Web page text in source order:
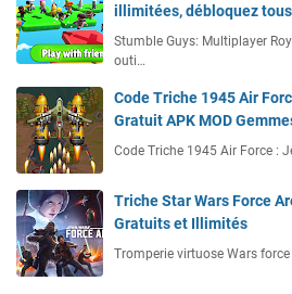
illimitées, débloquez
Stumble Guys: Multiplayer
outi…
Code Triche 1945 Air
Gratuit APK MOD
Code Triche 1945 Air Force :
Triche Star Wars Force
Gratuits et Illimités
Tromperie virtuose Wars